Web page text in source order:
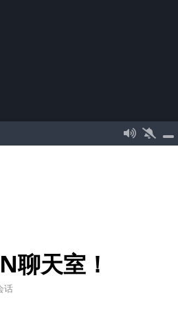
聊天室！
话